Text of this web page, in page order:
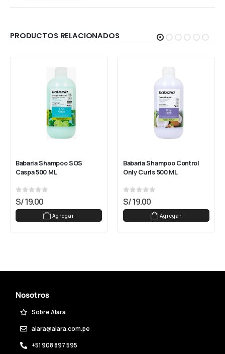
PRODUCTOS RELACIONADOS
Babaria Shampoo SOS
Caspa 500 ML
0 out of 5
S/19.00
Agregar
Babaria Shampoo Control
Only Curls 500 ML
0 out of 5
S/19.00
Agregar
Nosotros
Sobre Alara
alara@alara.com.pe
+51 908 897 595